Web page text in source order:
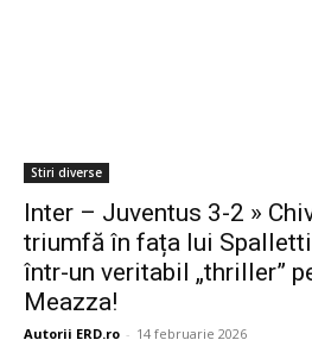
Stiri diverse
Inter – Juventus 3-2 »
triumfă în fața lui Spalletti
într-un veritabil „thriller”
Meazza!
Autorii ERD.ro - 14 februarie 2026